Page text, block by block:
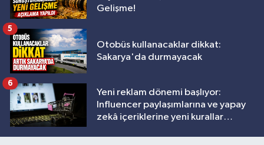
Gelişme!
Otobüs kullanacaklar dikkat:
Sakarya'da durmayacak
5
Yeni reklam dönemi başlıyor:
Influencer paylaşımlarına ve yapay
zekâ içeriklerine yeni kurallar
6